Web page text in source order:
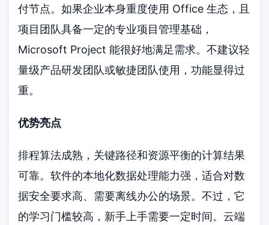
付节点。如果企业本身重度使用 Office 生态，且
项目团队具备一定的专业项目管理基础，
Microsoft Project 能很好地满足需求。不建议轻
量级产品研发团队或敏捷团队使用，功能显得过
重。
优势亮点
排程算法成熟，关键路径和资源平衡的计算结果
可靠。软件的本地化数据处理能力强，适合对数
据安全要求高、需要离线办公的场景。不过，它
的学习门槛较高，新手上手需要一定时间。云端